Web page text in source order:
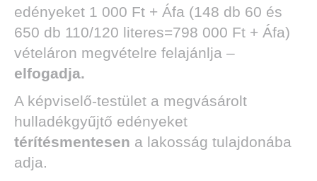
edényeket 1 000 Ft + Áfa (148 db 60 és
650 db 110/120 literes=798 000 Ft + Áfa)
vételáron megvételre felajánlja –
elfogadja.
A képviselő-testület a megvásárolt
hulladékgyűjtő edényeket
térítésmentesen a lakosság tulajdonába
adja.